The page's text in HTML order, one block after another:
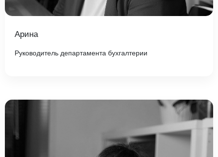
Арина
Руководитель департамента бухгалтерии